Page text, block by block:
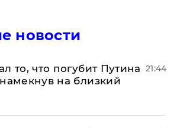
новости
то, что погубит Путина
на близкий
21:44